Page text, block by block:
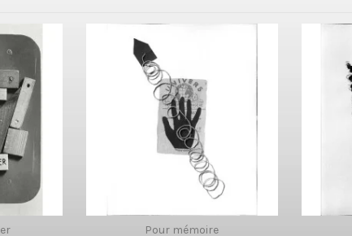
Pour mémoire